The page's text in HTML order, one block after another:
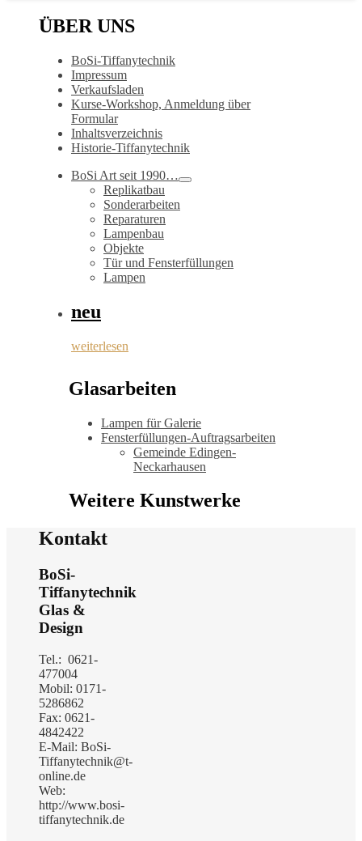
ÜBER UNS
BoSi-Tiffanytechnik
Impressum
Verkaufsladen
Kurse-Workshop, Anmeldung über
Formular
Inhaltsverzeichnis
Historie-Tiffanytechnik
BoSi Art seit 1990…
Replikatbau
Sonderarbeiten
Reparaturen
Lampenbau
Objekte
Tür und Fensterfüllungen
Lampen
neu
weiterlesen
Glasarbeiten
Lampen für Galerie
Fensterfüllungen-Auftragsarbeiten
Gemeinde Edingen-
Neckarhausen
Weitere Kunstwerke
Kontakt
BoSi-
Tiffanytechnik
Glas &
Design
Tel.: 0621-
477004
Mobil: 0171-
5286862
Fax: 0621-
4842422
E-Mail: BoSi-
Tiffanytechnik@t-
online.de
Web:
http://www.bosi-
tiffanytechnik.de